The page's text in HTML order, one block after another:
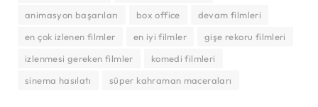
animasyon başarıları
box office
devam filmleri
en çok izlenen filmler
en iyi filmler
gişe rekoru filmleri
izlenmesi gereken filmler
komedi filmleri
sinema hasılatı
süper kahraman maceraları